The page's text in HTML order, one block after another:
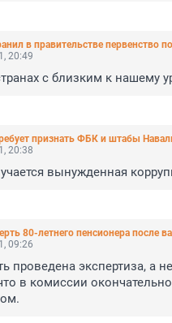
в правительстве первенство
20:49
с близким к нашему
признать ФБК и штабы
20:38
вынужденная
80-летнего пенсионера после
09:26
проведена экспертиза, а
в комиссии